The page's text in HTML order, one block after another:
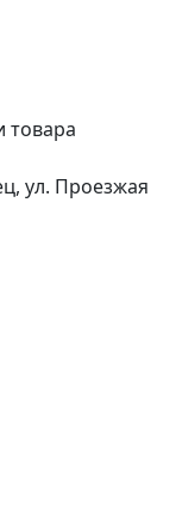
товара
ул. Проезжая